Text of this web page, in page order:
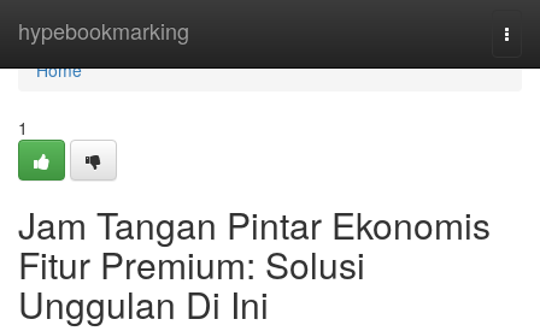
hypebookmarking
Home
Home
1
Jam Tangan Pintar Ekonomis
Fitur Premium: Solusi
Unggulan Di Ini